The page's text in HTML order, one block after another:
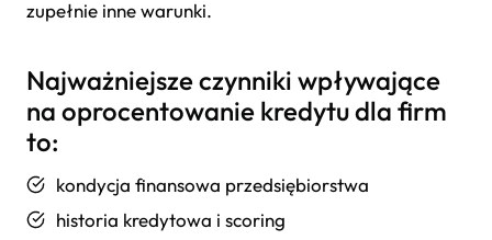
zupełnie inne warunki.
Najważniejsze czynniki wpływające
na oprocentowanie kredytu dla firm
to:
kondycja finansowa przedsiębiorstwa
historia kredytowa i scoring